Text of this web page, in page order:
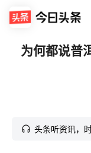
为何都说普
头条听资讯，